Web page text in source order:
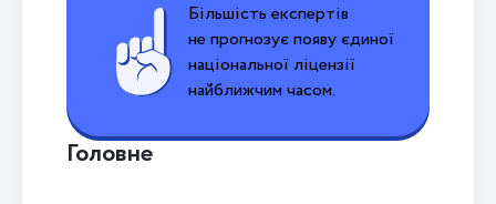
Більшість експертів
не прогнозує появу єдиної
національної ліцензії
найближчим часом.
Головне